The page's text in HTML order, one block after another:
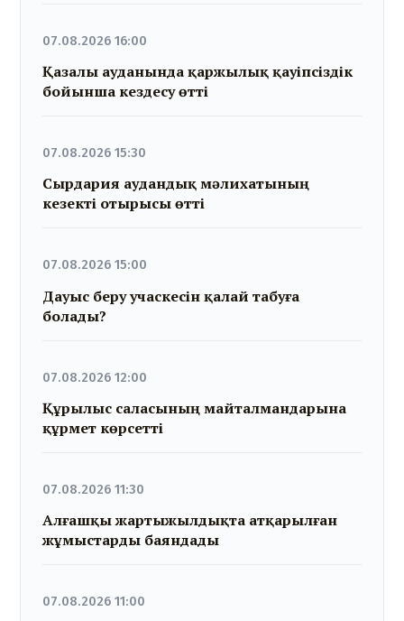
07.08.2026 16:00
Қазалы ауданында қаржылық қауіпсіздік
бойынша кездесу өтті
07.08.2026 15:30
Сырдария аудандық мәлихатының
кезекті отырысы өтті
07.08.2026 15:00
Дауыс беру учаскесін қалай табуға
болады?
07.08.2026 12:00
Құрылыс саласының майталмандарына
құрмет көрсетті
07.08.2026 11:30
Алғашқы жартыжылдықта атқарылған
жұмыстарды баяндады
07.08.2026 11:00